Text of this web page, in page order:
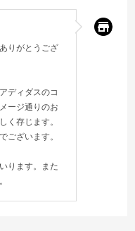
りがとうござ
ディダスのコ
ージ通りのお
く存じます。
ございます。
ります。また